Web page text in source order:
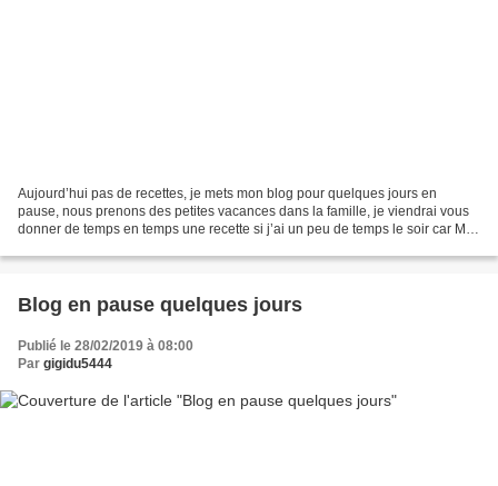
Aujourd’hui pas de recettes, je mets mon blog pour quelques jours en
pause, nous prenons des petites vacances dans la famille, je viendrai vous
donner de temps en temps une recette si j’ai un peu de temps le soir car Mr
Blog en pause quelques jours
Publié le 28/02/2019 à 08:00
Par gigidu5444